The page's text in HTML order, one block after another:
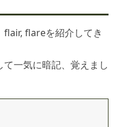
flair, flareを紹介してき
一気に暗記、覚えまし